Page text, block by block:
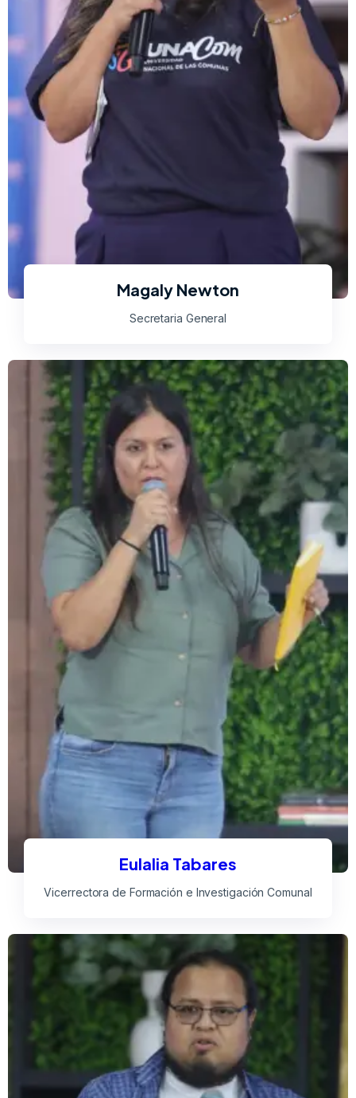
Magaly Newton
Secretaria General
Eulalia Tabares
Vicerrectora de Formación e Investigación Comunal